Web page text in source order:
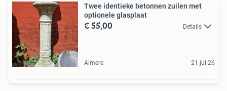
Twee identieke betonnen zuilen met
optionele glasplaat
€ 55,00 Details
Almere 21 jul 26